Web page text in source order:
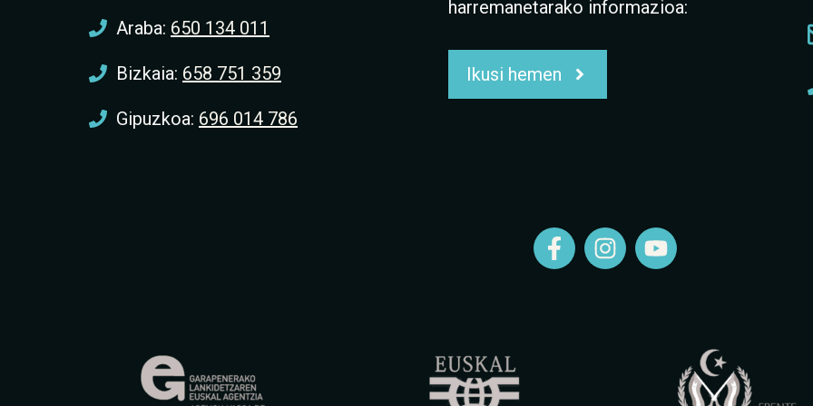
Araba: 650 134 011
Bizkaia: 658 751 359
Gipuzkoa: 696 014 786
harremanetarako informazioa:
Ikusi hemen